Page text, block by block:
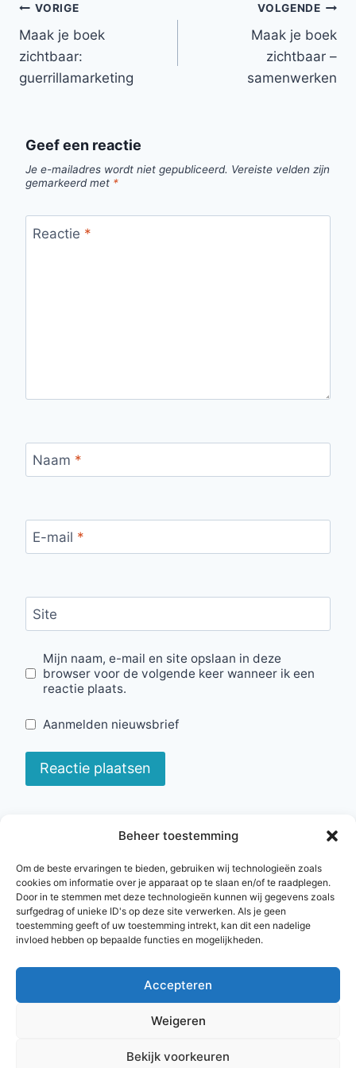
Beheer toestemming
Om de beste ervaringen te bieden, gebruiken wij technologieën zoals
cookies om informatie over je apparaat op te slaan en/of te raadplegen.
Door in te stemmen met deze technologieën kunnen wij gegevens zoals
surfgedrag of unieke ID's op deze site verwerken. Als je geen
toestemming geeft of uw toestemming intrekt, kan dit een nadelige
invloed hebben op bepaalde functies en mogelijkheden.
Accepteren
Weigeren
Bekijk voorkeuren
Bericht
VORIGE
Maak je boek
zichtbaar:
guerrillamarketing
VOLGENDE
Maak je boek
zichtbaar –
samenwerken
Geef een reactie
Je e-mailadres wordt niet gepubliceerd. Vereiste velden zijn
gemarkeerd met *
Reactie *
Naam *
E-mail *
Site
Mijn naam, e-mail en site opslaan in deze
browser voor de volgende keer wanneer ik een
reactie plaats.
Aanmelden nieuwsbrief
© 2026 Magische marketing voor auteurs
onderdeel van Droomvallei Uitgeverij KvK